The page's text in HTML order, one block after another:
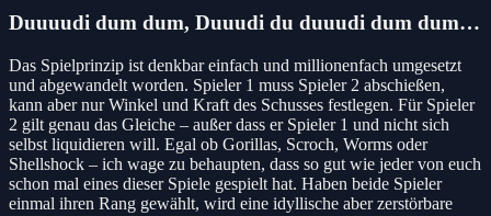
Duuuudi dum dum, Duuudi du duuudi dum dum…
Das Spielprinzip ist denkbar einfach und millionenfach umgesetzt
und abgewandelt worden. Spieler 1 muss Spieler 2 abschießen,
kann aber nur Winkel und Kraft des Schusses festlegen. Für Spieler
2 gilt genau das Gleiche – außer dass er Spieler 1 und nicht sich
selbst liquidieren will. Egal ob Gorillas, Scroch, Worms oder
Shellshock – ich wage zu behaupten, dass so gut wie jeder von euch
schon mal eines dieser Spiele gespielt hat. Haben beide Spieler
einmal ihren Rang gewählt, wird eine idyllische aber zerstörbare